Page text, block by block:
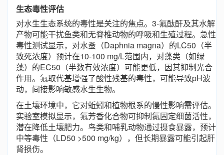
生态毒性评估
对水生生态系统的毒性是关注的焦点。3-氟酞酐及其水解
产物可能干扰鱼类和无脊椎动物的呼吸和生殖过程。急性
毒性测试显示，对水蚤（Daphnia magna）的LC50（半
致死浓度）预计在10-100 mg/L范围内，对藻类（如绿
藻）的EC50（半数有效浓度）可能更低，因其抑制光合
作用。氟取代基增强了酸性残基的毒性，可能导致pH波
动，间接影响敏感水生生物。
在土壤环境中，它对蚯蚓和植物根系的慢性影响需评估。
实验室模拟显示，氟芳香化合物可抑制氮固定细菌活性，
潜在降低土壤肥力。鸟类和哺乳动物通过摄食暴露，预计
中等毒性（LD50 >500 mg/kg），但长期暴露可能引起肝
肾损伤。